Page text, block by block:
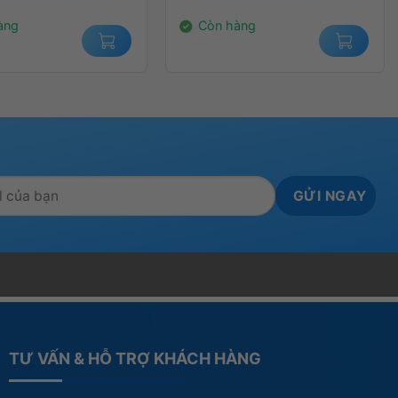
Còn hàng
TƯ VẤN & HỖ TRỢ KHÁCH HÀNG